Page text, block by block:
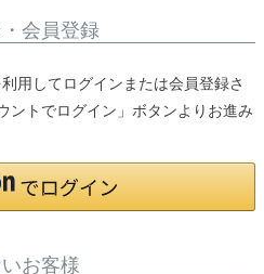
会員登録
用してログインまたは会員登録さ
ントでログイン」ボタンよりお進み
お客様